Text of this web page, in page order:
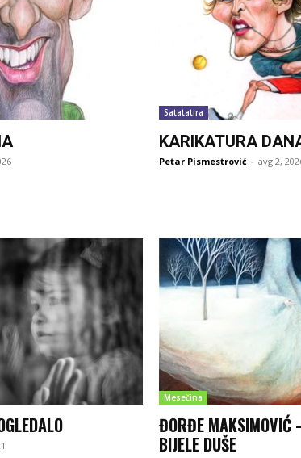
Satatatira
KARIKATURA
Petar Pismestrović - avg 2,
Mesečina
ĐORĐE MAKSIMOVIĆ
BIJELE DUŠE